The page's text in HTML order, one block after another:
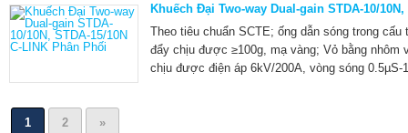
Khuếch Đại Two-way Dual-gain STDA-10/10N,
Theo tiêu chuẩn SCTE; ống dẫn sóng trong
đẩy chịu được ≥100g, mạ vàng; Vỏ bằng nhôm
chịu được điện áp 6kV/200A, vòng sóng 0.5µS-
1 2 »